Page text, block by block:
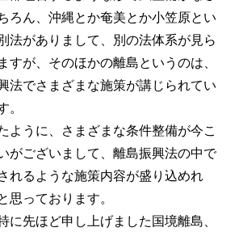
ろん、沖縄とか奄美とか小笠原とい
法がありまして、別の法体系が見ら
すが、そのほかの離島というのは、
法でさまざまな施策が講じられてい
。
ように、さまざまな条件整備が今こ
がございまして、離島振興法の中で
れるような施策内容が盛り込めれ
思っております。
先ほど申し上げました国境離島、